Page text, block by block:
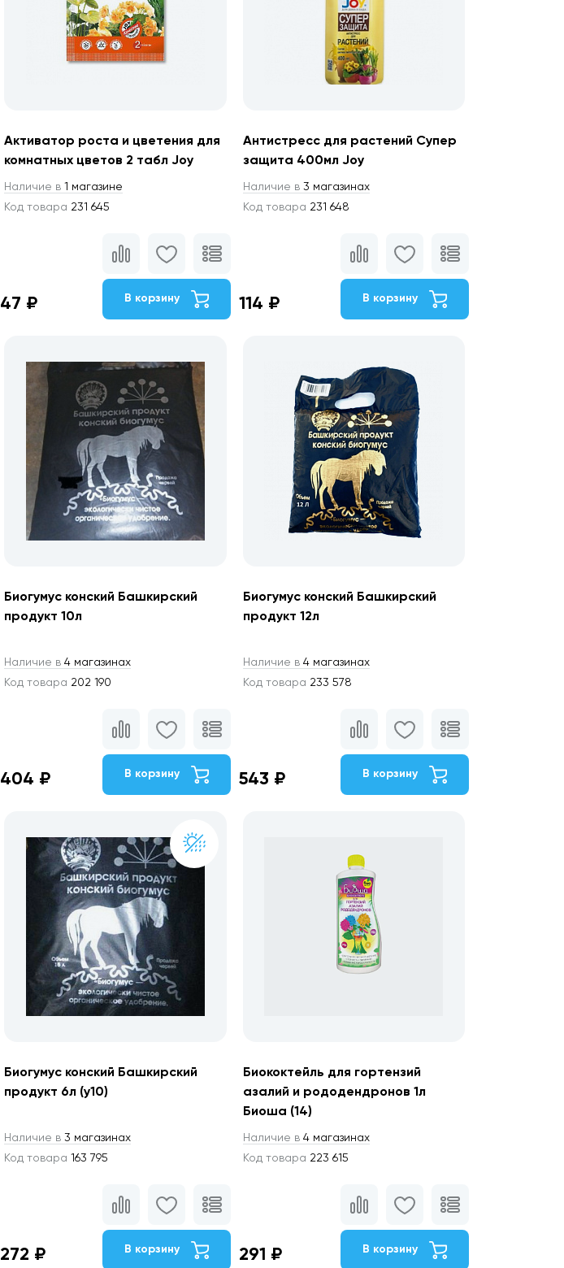
Активатор роста и цветения для
комнатных цветов 2 табл Joy
Наличие в 1 магазине
Код товара 231 645
47 ₽ В корзину
Антистресс для растений Супер
защита 400мл Joy
Наличие в3 магазинах
Код товара 231 648
114 ₽ В корзину
Биогумус конский Башкирский
продукт 10л
Наличие в 4 магазинах
Код товара 202 190
404 ₽ В корзину
Биогумус конский Башкирский
продукт 12л
Наличие в4 магазинах
Код товара 233 578
543 ₽ В корзину
Биогумус конский Башкирский
продукт 6л (у10)
Наличие в 3 магазинах
Код товара 163 795
272 ₽ В корзину
Биококтейль для гортензий
азалий и рододендронов 1л
Биоша (14)
Наличие в4 магазинах
Код товара 223 615
291 ₽ В корзину